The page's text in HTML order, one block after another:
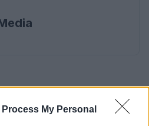
Process My Personal